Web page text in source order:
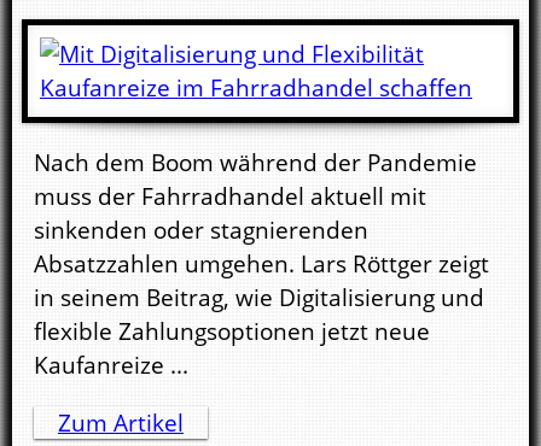
Nach dem Boom während der Pandemie
muss der Fahrradhandel aktuell mit
sinkenden oder stagnierenden
Absatzzahlen umgehen. Lars Röttger zeigt
in seinem Beitrag, wie Digitalisierung und
flexible Zahlungsoptionen jetzt neue
Kaufanreize ...
Zum Artikel